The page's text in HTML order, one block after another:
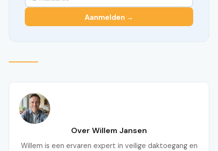
Aanmelden →
Over Willem Jansen
Willem is een ervaren expert in veilige daktoegang en